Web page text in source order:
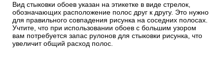
Вид стыковки обоев указан на этикетке в виде стрелок,
обозначающих расположение полос друг к другу. Это нужно
для правильного совпадения рисунка на соседних полосах.
Учтите, что при использовании обоев с большим узором
вам потребуется запас рулонов для стыковки рисунка, что
увеличит общий расход полос.